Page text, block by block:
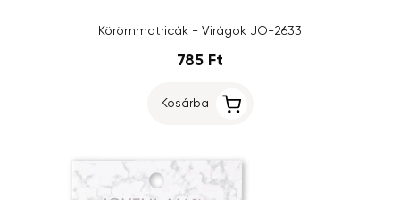
Körömmatricák - Virágok JO-2633
785 Ft
Kosárba